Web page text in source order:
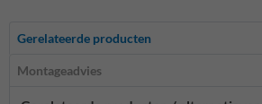
Gerelateerde producten
Montageadvies